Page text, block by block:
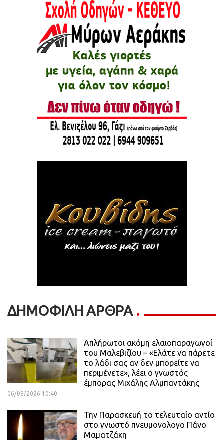
ΔΗΜΟΦΙΛΗ ΑΡΘΡΑ
Απλήρωτοι ακόμη ελαιοπαραγωγοί
του Μαλεβιζίου – «Ελάτε να πάρετε
το λάδι σας αν δεν μπορείτε να
περιμένετε», λέει ο γνωστός
έμπορας Μιχάλης Αλμπαντάκης
06/08/2026 10:40
Την Παρασκευή το τελευταίο αντίο
στο γνωστό πνευμονολογο Πάνο
Μαματζάκη